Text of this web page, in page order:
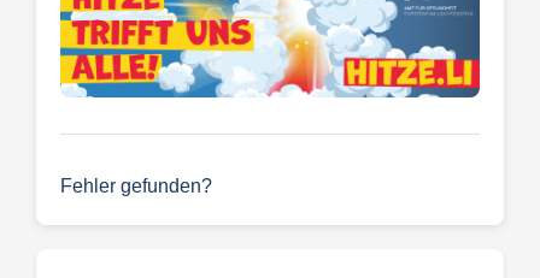
Fehler gefunden?